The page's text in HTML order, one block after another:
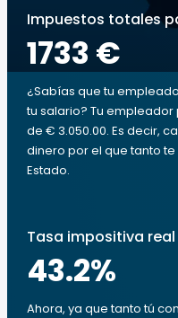
Impuestos totales
1733 €
¿Sabías que tu
tu salario? Tu
de € 3.050.00. Es decir,
dinero por el que tanto
Estado.
Tasa impositiva real
43.2%
Ahora, ya que tanto tú